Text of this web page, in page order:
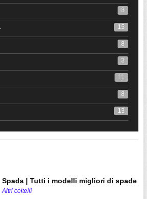
8
15
8
3
11
8
13
Spada | Tutti i modelli migliori di spade
Altri coltelli